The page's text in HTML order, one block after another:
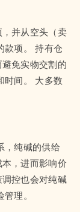
并从空头（卖
款项。 持有仓
免实物交割的
时间。 大多数
，纯碱的供给
，进而影响价
控也会对纯碱
理。